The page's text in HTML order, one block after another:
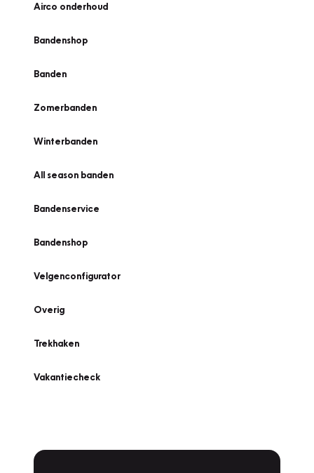
Airco onderhoud
Bandenshop
Banden
Zomerbanden
Winterbanden
All season banden
Bandenservice
Bandenshop
Velgenconfigurator
Overig
Trekhaken
Vakantiecheck